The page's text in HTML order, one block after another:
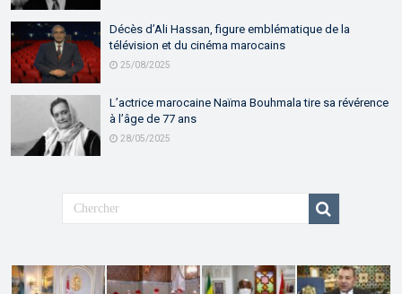
Décès d’Ali Hassan, figure emblématique de la
télévision et du cinéma marocains
25/08/2025
L’actrice marocaine Naïma Bouhmala tire sa révérence
à l’âge de 77 ans
28/05/2025